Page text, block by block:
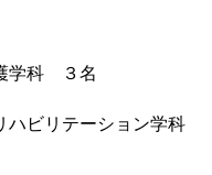
学科 ３名
ビリテーション学科